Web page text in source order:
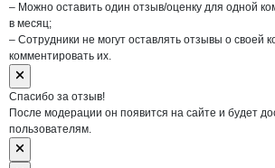
– Можно оставить один отзыв/оценку для одной
в месяц;
– Сотрудники не могут оставлять отзывы о своей
комментировать их.
Спасибо за отзыв!
После модерации он появится на сайте и будет
пользователям.